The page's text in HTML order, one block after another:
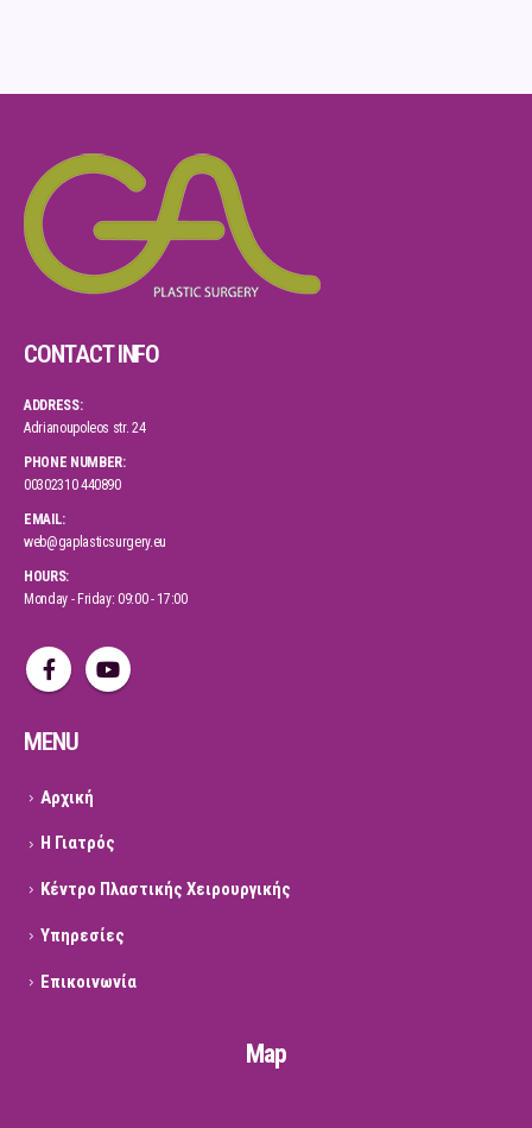
CONTACT INFO
ADDRESS:
Adrianoupoleos str. 24
PHONE NUMBER:
00302310 440890
EMAIL:
web@gaplasticsurgery.eu
HOURS:
Monday - Friday: 09:00 - 17:00
MENU
Αρχική
Η Γιατρός
Κέντρο Πλαστικής Χειρουργικής
Υπηρεσίες
Επικοινωνία
Map